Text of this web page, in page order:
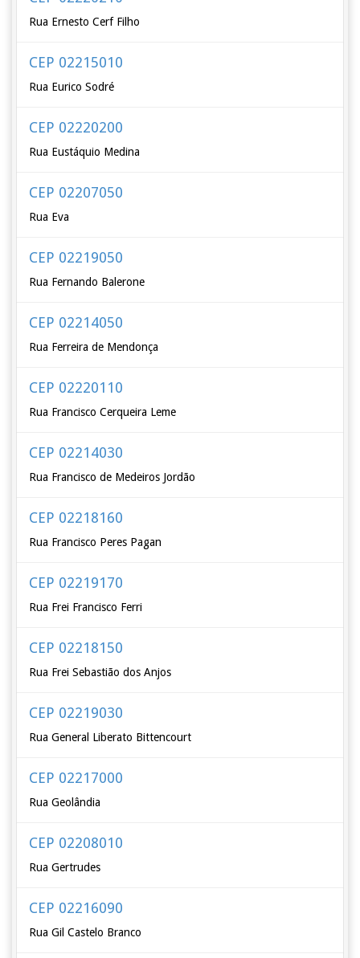
Rua Ernesto Cerf Filho
CEP 02215010
Rua Eurico Sodré
CEP 02220200
Rua Eustáquio Medina
CEP 02207050
Rua Eva
CEP 02219050
Rua Fernando Balerone
CEP 02214050
Rua Ferreira de Mendonça
CEP 02220110
Rua Francisco Cerqueira Leme
CEP 02214030
Rua Francisco de Medeiros Jordão
CEP 02218160
Rua Francisco Peres Pagan
CEP 02219170
Rua Frei Francisco Ferri
CEP 02218150
Rua Frei Sebastião dos Anjos
CEP 02219030
Rua General Liberato Bittencourt
CEP 02217000
Rua Geolândia
CEP 02208010
Rua Gertrudes
CEP 02216090
Rua Gil Castelo Branco